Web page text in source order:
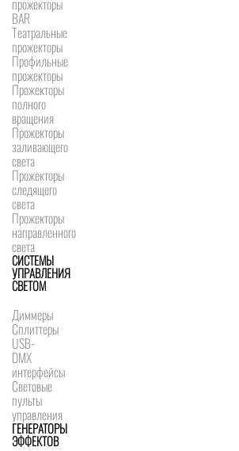
прожекторы
BAR
Театральные
прожекторы
Профильные
прожекторы
Прожекторы
полного
вращения
Прожекторы
заливающего
света
Прожекторы
следящего
света
Прожекторы
направленного
света
СИСТЕМЫ
УПРАВЛЕНИЯ
СВЕТОМ
Диммеры
Сплиттеры
USB-
DMX
интерфейсы
Световые
пульты
управления
ГЕНЕРАТОРЫ
ЭФФЕКТОВ